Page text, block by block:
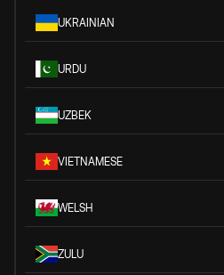
UKRAINIAN
URDU
UZBEK
VIETNAMESE
WELSH
ZULU